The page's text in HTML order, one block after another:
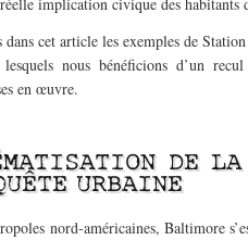
dans cet article les exemples de
nous bénéficions d’un
en œuvre.
DE
URBAINE
nord-américaines, Baltimore